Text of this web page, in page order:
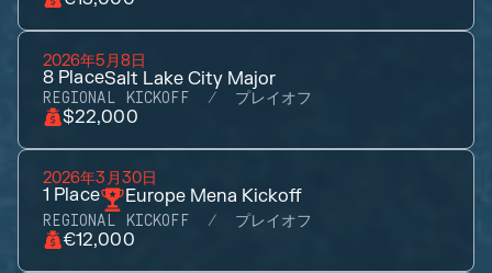
2026年5月8日
8 PlaceSalt Lake City Major
REGIONAL KICKOFF プレイオフ
$22,000
2026年3月30日
1 Place Europe Mena Kickoff
REGIONAL KICKOFF プレイオフ
€12,000